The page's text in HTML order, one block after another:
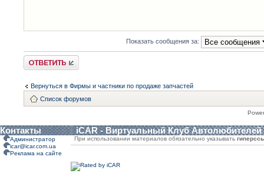
Показать сообщения за:
Ответить
Вернуться в Фирмы и частники по продаже запчастей
Список форумов
Контакты iCAR - Виртуальный Клуб Автолюбителей
Администратор
icar@icar.com.ua
Реклама на сайте
При использовании материалов обязательно указывать